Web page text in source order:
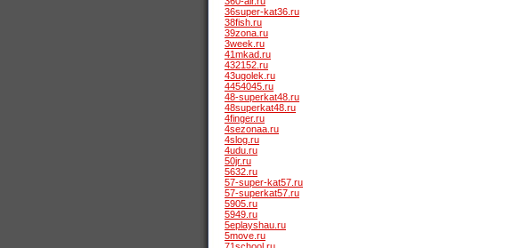
36super-kat36.ru
38fish.ru
39zona.ru
3week.ru
41mkad.ru
432152.ru
43ugolek.ru
4454045.ru
48-superkat48.ru
48superkat48.ru
4finger.ru
4sezonaa.ru
4slog.ru
4udu.ru
50jr.ru
5632.ru
57-super-kat57.ru
57-superkat57.ru
5905.ru
5949.ru
5eplayshau.ru
5move.ru